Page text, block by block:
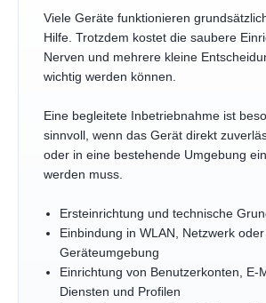
Viele Geräte funktionieren
Hilfe. Trotzdem kostet die saubere
Nerven und mehrere kleine
wichtig werden können.
Eine begleitete Inbetriebnahme ist
sinnvoll, wenn das Gerät direkt
oder in eine bestehende Umgebung
werden muss.
Ersteinrichtung und technische
Einbindung in WLAN, Netzwerk
Geräteumgebung
Einrichtung von Benutzerkonten, E-
Diensten und Profilen